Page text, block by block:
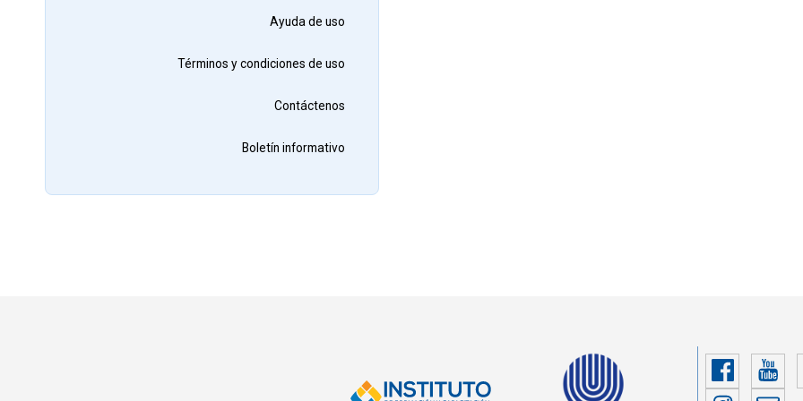
Ayuda de uso
Términos y condiciones de uso
Contáctenos
Boletín informativo